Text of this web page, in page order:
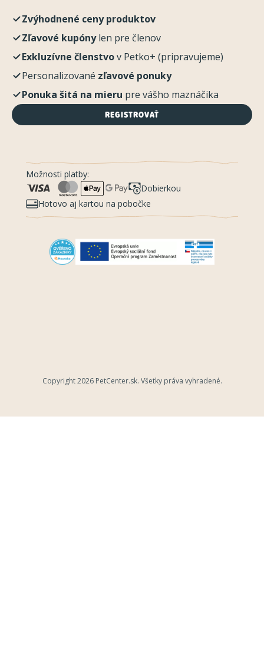
Zvýhodnené ceny produktov
Zľavové kupónylen pre členov
Exkluzívne členstvov Petko+ (pripravujeme)
Personalizované zľavové ponuky
Ponuka šitá na mieru pre vášho maznáčika
REGISTROVAŤ
Možnosti platby:
Dobierkou
Hotovo aj kartou na pobočke
Copyright 2026 PetCenter.sk. Všetky práva vyhradené.